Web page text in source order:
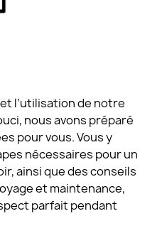
l’utilisation de notre
nous avons préparé
pour vous. Vous y
nécessaires pour un
ainsi que des conseils
et maintenance,
parfait pendant